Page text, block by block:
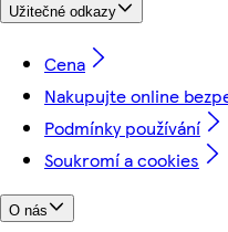
Užitečné odkazy
Cena
Nakupujte online
Podmínky používání
Soukromí a cookies
O nás